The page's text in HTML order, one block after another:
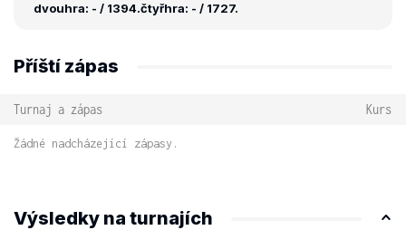
dvouhra: - / 1394.čtyřhra: - / 1727.
Příští zápas
Turnaj a zápas Kurs
Žádné nadcházející zápasy.
Výsledky na turnajích